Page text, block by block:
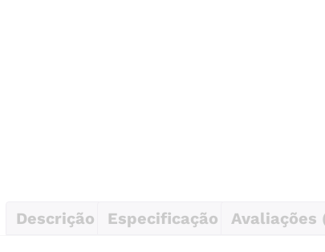
Descrição Especificação Avaliações